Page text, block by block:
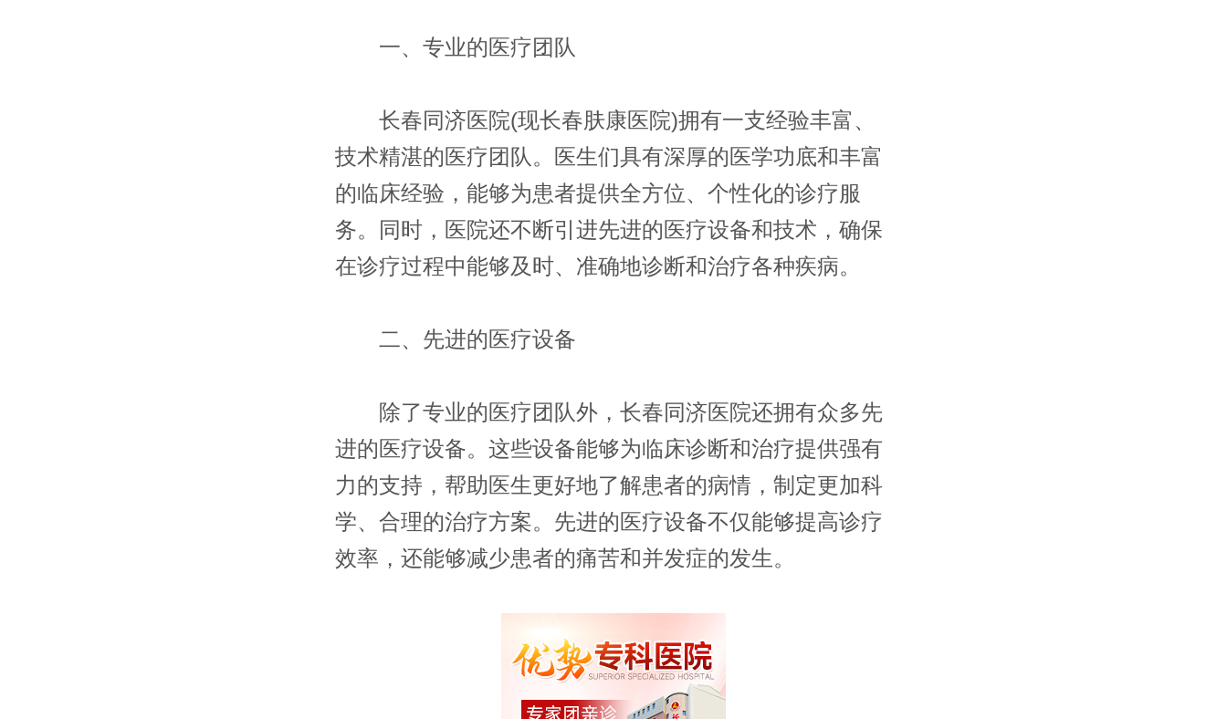
一、专业的医疗团队
长春同济医院(现长春肤康医院)拥有一支经验丰富、
技术精湛的医疗团队。医生们具有深厚的医学功底和丰富
的临床经验，能够为患者提供全方位、个性化的诊疗服
务。同时，医院还不断引进先进的医疗设备和技术，确保
在诊疗过程中能够及时、准确地诊断和治疗各种疾病。
二、先进的医疗设备
除了专业的医疗团队外，长春同济医院还拥有众多先
进的医疗设备。这些设备能够为临床诊断和治疗提供强有
力的支持，帮助医生更好地了解患者的病情，制定更加科
学、合理的治疗方案。先进的医疗设备不仅能够提高诊疗
效率，还能够减少患者的痛苦和并发症的发生。